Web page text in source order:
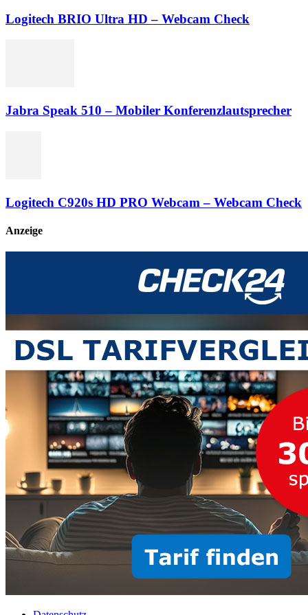
Logitech BRIO Ultra HD – Webcam Check
Jabra Speak 510 – Mobiler Konferenzlautsprecher
Logitech C920s HD PRO Webcam – Webcam Check
Anzeige